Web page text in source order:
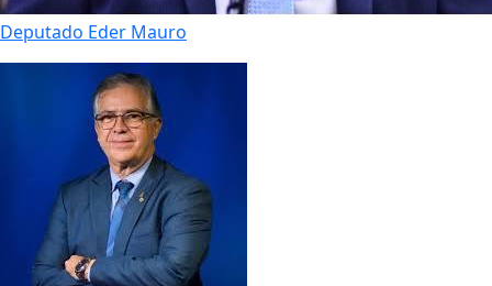
Deputado Eder Mauro